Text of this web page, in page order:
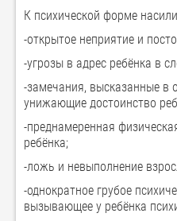
К психической форме
-открытое неприятие и
-угрозы в адрес ребёнка в
-замечания, высказанные в
унижающие достоинство
-преднамеренная
ребёнка;
-ложь и невыполнение
-однократное грубое
вызывающее у ребёнка